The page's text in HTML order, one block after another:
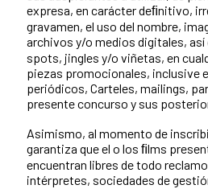
expresa, en carácter deﬁnitivo,
gravamen, el uso del nombre,
archivos y/o medios digitales,
spots, jingles y/o viñetas, en
piezas promocionales, inclusive
periódicos, Carteles, mailings,
presente concurso y sus
Asimismo, al momento de
garantiza que el o los ﬁlms
encuentran libres de todo
intérpretes, sociedades de